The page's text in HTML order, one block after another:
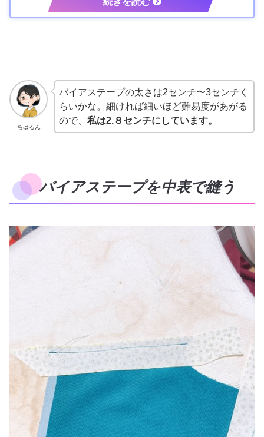
ちはるん
バイアステープの太さは2センチ〜3センチく
らいかな。細ければ細いほど難易度があがる
ので、 私は2.８センチにしています。
バイアステープを中表で縫う